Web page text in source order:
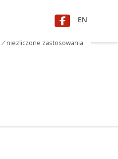
EN
⁄niezliczone zastosowania